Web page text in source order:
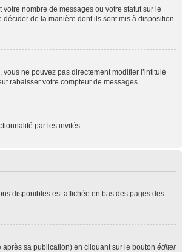
nombre de messages ou votre statut sur le
décider de la manière dont ils sont mis à disposition.
ne pouvez pas directement modifier l’intitulé
rabaisser votre compteur de messages.
par les invités.
disponibles est affichée en bas des pages des
sa publication) en cliquant sur le bouton éditer